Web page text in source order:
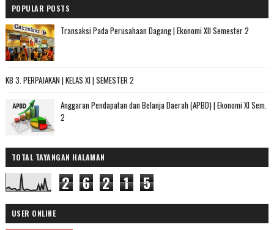
POPULAR POSTS
Transaksi Pada Perusahaan Dagang | Ekonomi XII Semester 2
KB 3. PERPAJAKAN | KELAS XI | SEMESTER 2
Anggaran Pendapatan dan Belanja Daerah (APBD) | Ekonomi XI Sem.
2
TOTAL TAYANGAN HALAMAN
2 6 2 1 5
USER ONLINE